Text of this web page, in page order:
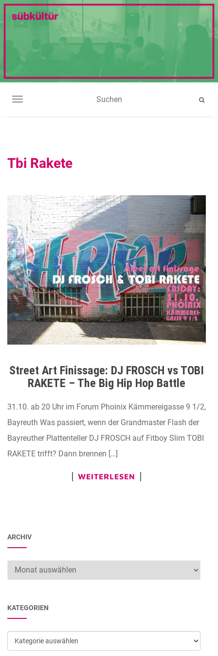
NAVIGATION UMSCHALTEN
Tbi Rakete
Street Art Finissage: DJ FROSCH vs TOBI
RAKETE – The Big Hip Hop Battle
31.10. ab 20 Uhr im Forum Phoinix Kämmereigasse 9 1/2,
Bayreuth Was passiert, wenn der Grandmaster Flash der
Bayreuther Plattenteller DJ FROSCH auf Fitboy Slim TOBI
RAKETE trifft? Dann brennen […]
WEITERLESEN
ARCHIV
Archiv
KATEGORIEN
Kategorien